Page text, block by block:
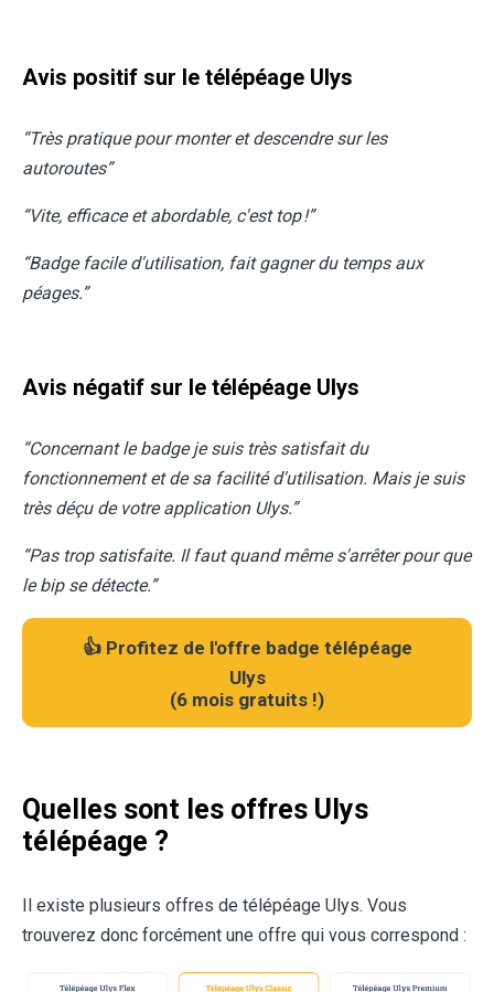
Avis positif sur le télépéage Ulys
“Très pratique pour monter et descendre sur les
autoroutes”
“Vite, efficace et abordable, c'est top !”
“Badge facile d'utilisation, fait gagner du temps aux
péages.”
Avis négatif sur le télépéage Ulys
“Concernant le badge je suis très satisfait du
fonctionnement et de sa facilité d'utilisation. Mais je suis
très déçu de votre application Ulys.”
“Pas trop satisfaite. Il faut quand même s'arrêter pour que
le bip se détecte.”
👍 Profitez de l'offre badge télépéage
Ulys
(6 mois gratuits !)
Quelles sont les offres Ulys
télépéage ?
Il existe plusieurs offres de télépéage Ulys. Vous
trouverez donc forcément une offre qui vous correspond :